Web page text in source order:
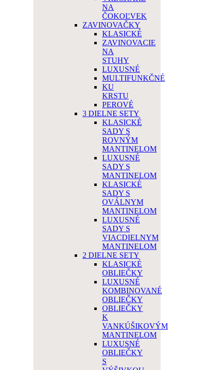
NA
ČOKOĽVEK
ZAVINOVAČKY
KLASICKÉ
ZAVINOVACIE
NA
STUHY
LUXUSNÉ
MULTIFUNKČNÉ
KU
KRSTU
PEROVÉ
3 DIELNE SETY
KLASICKÉ
SADY S
ROVNÝM
MANTINELOM
LUXUSNÉ
SADY S
MANTINELOM
KLASICKÉ
SADY S
OVÁLNYM
MANTINELOM
LUXUSNÉ
SADY S
VIACDIELNYM
MANTINELOM
2 DIELNE SETY
KLASICKÉ
OBLIEČKY
LUXUSNÉ
KOMBINOVANÉ
OBLIEČKY
OBLIEČKY
K
VANKÚŠIKOVÝM
MANTINELOM
LUXUSNÉ
OBLIEČKY
S